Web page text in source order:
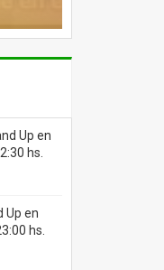
Up en
hs.
Up en
hs.